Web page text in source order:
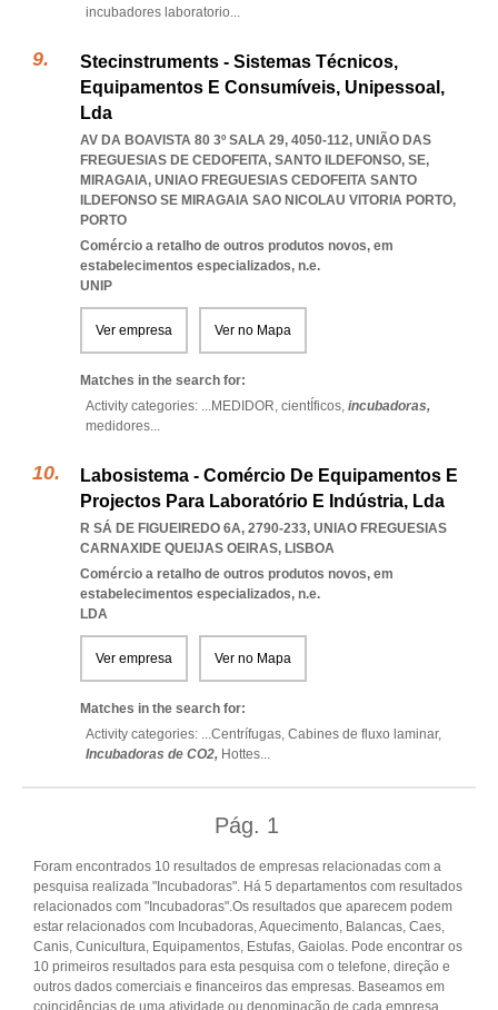
incubadores laboratorio...
Stecinstruments - Sistemas Técnicos,
Equipamentos E Consumíveis, Unipessoal,
Lda
AV DA BOAVISTA 80 3º SALA 29, 4050-112, UNIÃO DAS
FREGUESIAS DE CEDOFEITA, SANTO ILDEFONSO, SE,
MIRAGAIA, UNIAO FREGUESIAS CEDOFEITA SANTO
ILDEFONSO SE MIRAGAIA SAO NICOLAU VITORIA PORTO,
PORTO
Comércio a retalho de outros produtos novos, em
estabelecimentos especializados, n.e.
UNIP
Ver empresa Ver no Mapa
Matches in the search for:
Activity categories: ...MEDIDOR, cientÍficos, incubadoras,
medidores...
Labosistema - Comércio De Equipamentos E
Projectos Para Laboratório E Indústria, Lda
R SÁ DE FIGUEIREDO 6A, 2790-233, UNIAO FREGUESIAS
CARNAXIDE QUEIJAS OEIRAS, LISBOA
Comércio a retalho de outros produtos novos, em
estabelecimentos especializados, n.e.
LDA
Ver empresa Ver no Mapa
Matches in the search for:
Activity categories: ...Centrífugas, Cabines de fluxo laminar,
Incubadoras de CO2, Hottes...
Pág. 1
Foram encontrados 10 resultados de empresas relacionadas com a
pesquisa realizada "Incubadoras". Há 5 departamentos com resultados
relacionados com "Incubadoras".Os resultados que aparecem podem
estar relacionados com Incubadoras, Aquecimento, Balancas, Caes,
Canis, Cunicultura, Equipamentos, Estufas, Gaiolas. Pode encontrar os
10 primeiros resultados para esta pesquisa com o telefone, direção e
outros dados comerciais e financeiros das empresas. Baseamos em
coincidências de uma atividade ou denominação de cada empresa